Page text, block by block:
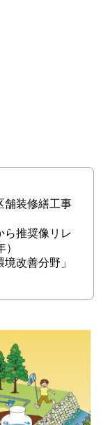
舗装修繕工事
ら推奨像リレ
改善分野」